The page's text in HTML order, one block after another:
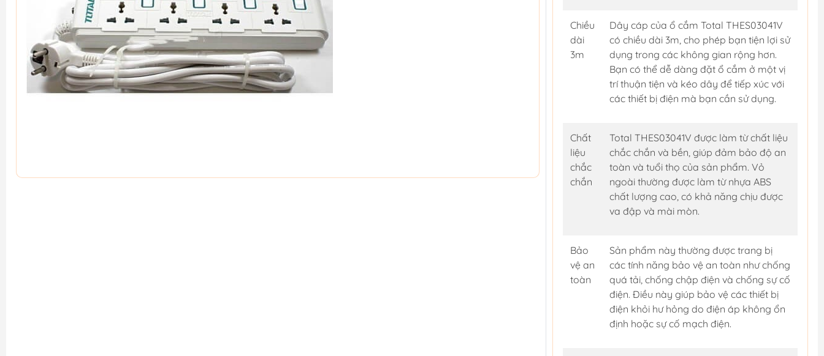
Chiều
dài
3m
Dây cáp của ổ cắm Total THES03041V
có chiều dài 3m, cho phép bạn tiện lợi sử
dụng trong các không gian rộng hơn.
Bạn có thể dễ dàng đặt ổ cắm ở một vị
trí thuận tiện và kéo dây để tiếp xúc với
các thiết bị điện mà bạn cần sử dụng.
Chất
liệu
chắc
chắn
Total THES03041V được làm từ chất liệu
chắc chắn và bền, giúp đảm bảo độ an
toàn và tuổi thọ của sản phẩm. Vỏ
ngoài thường được làm từ nhựa ABS
chất lượng cao, có khả năng chịu được
va đập và mài mòn.
Bảo
vệ an
toàn
Sản phẩm này thường được trang bị
các tính năng bảo vệ an toàn như chống
quá tải, chống chập điện và chống sự cố
điện. Điều này giúp bảo vệ các thiết bị
điện khỏi hư hỏng do điện áp không ổn
định hoặc sự cố mạch điện.